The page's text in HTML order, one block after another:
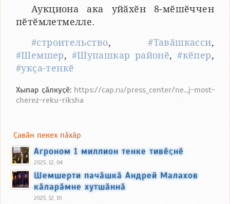
Аукциона ака уйӑхӗн 8-мӗшӗччен
пӗтӗмлетмелле.
#строительство,#Тавӑшкасси,
#Шемшер, #Шупашкар районӗ,#кӗпер,
#укҫа-тенкӗ
Хыпар ҫӑлкуҫӗ: https://cap.ru/press_center/ne...j-most-
cherez-reku-riksha
Ҫавӑн пекех пӑхӑр
Агроном 1 миллион тенке тивӗҫнӗ
2025, 12, 04
Шемшерти пачӑшкӑ Андрей Малахов
кӑларӑмне хутшӑннӑ
2025, 12, 10